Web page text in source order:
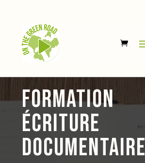
FORMATION
écriture
documentaire